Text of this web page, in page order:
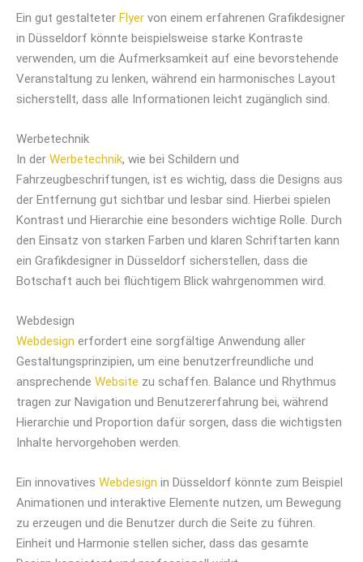
Ein gut gestalteter Flyer von einem erfahrenen Grafikdesigner
in Düsseldorf könnte beispielsweise starke Kontraste
verwenden, um die Aufmerksamkeit auf eine bevorstehende
Veranstaltung zu lenken, während ein harmonisches Layout
sicherstellt, dass alle Informationen leicht zugänglich sind.
Werbetechnik
In der Werbetechnik, wie bei Schildern und
Fahrzeugbeschriftungen, ist es wichtig, dass die Designs aus
der Entfernung gut sichtbar und lesbar sind. Hierbei spielen
Kontrast und Hierarchie eine besonders wichtige Rolle. Durch
den Einsatz von starken Farben und klaren Schriftarten kann
ein Grafikdesigner in Düsseldorf sicherstellen, dass die
Botschaft auch bei flüchtigem Blick wahrgenommen wird.
Webdesign
Webdesign erfordert eine sorgfältige Anwendung aller
Gestaltungsprinzipien, um eine benutzerfreundliche und
ansprechende Website zu schaffen. Balance und Rhythmus
tragen zur Navigation und Benutzererfahrung bei, während
Hierarchie und Proportion dafür sorgen, dass die wichtigsten
Inhalte hervorgehoben werden.
Ein innovatives Webdesign in Düsseldorf könnte zum Beispiel
Animationen und interaktive Elemente nutzen, um Bewegung
zu erzeugen und die Benutzer durch die Seite zu führen.
Einheit und Harmonie stellen sicher, dass das gesamte